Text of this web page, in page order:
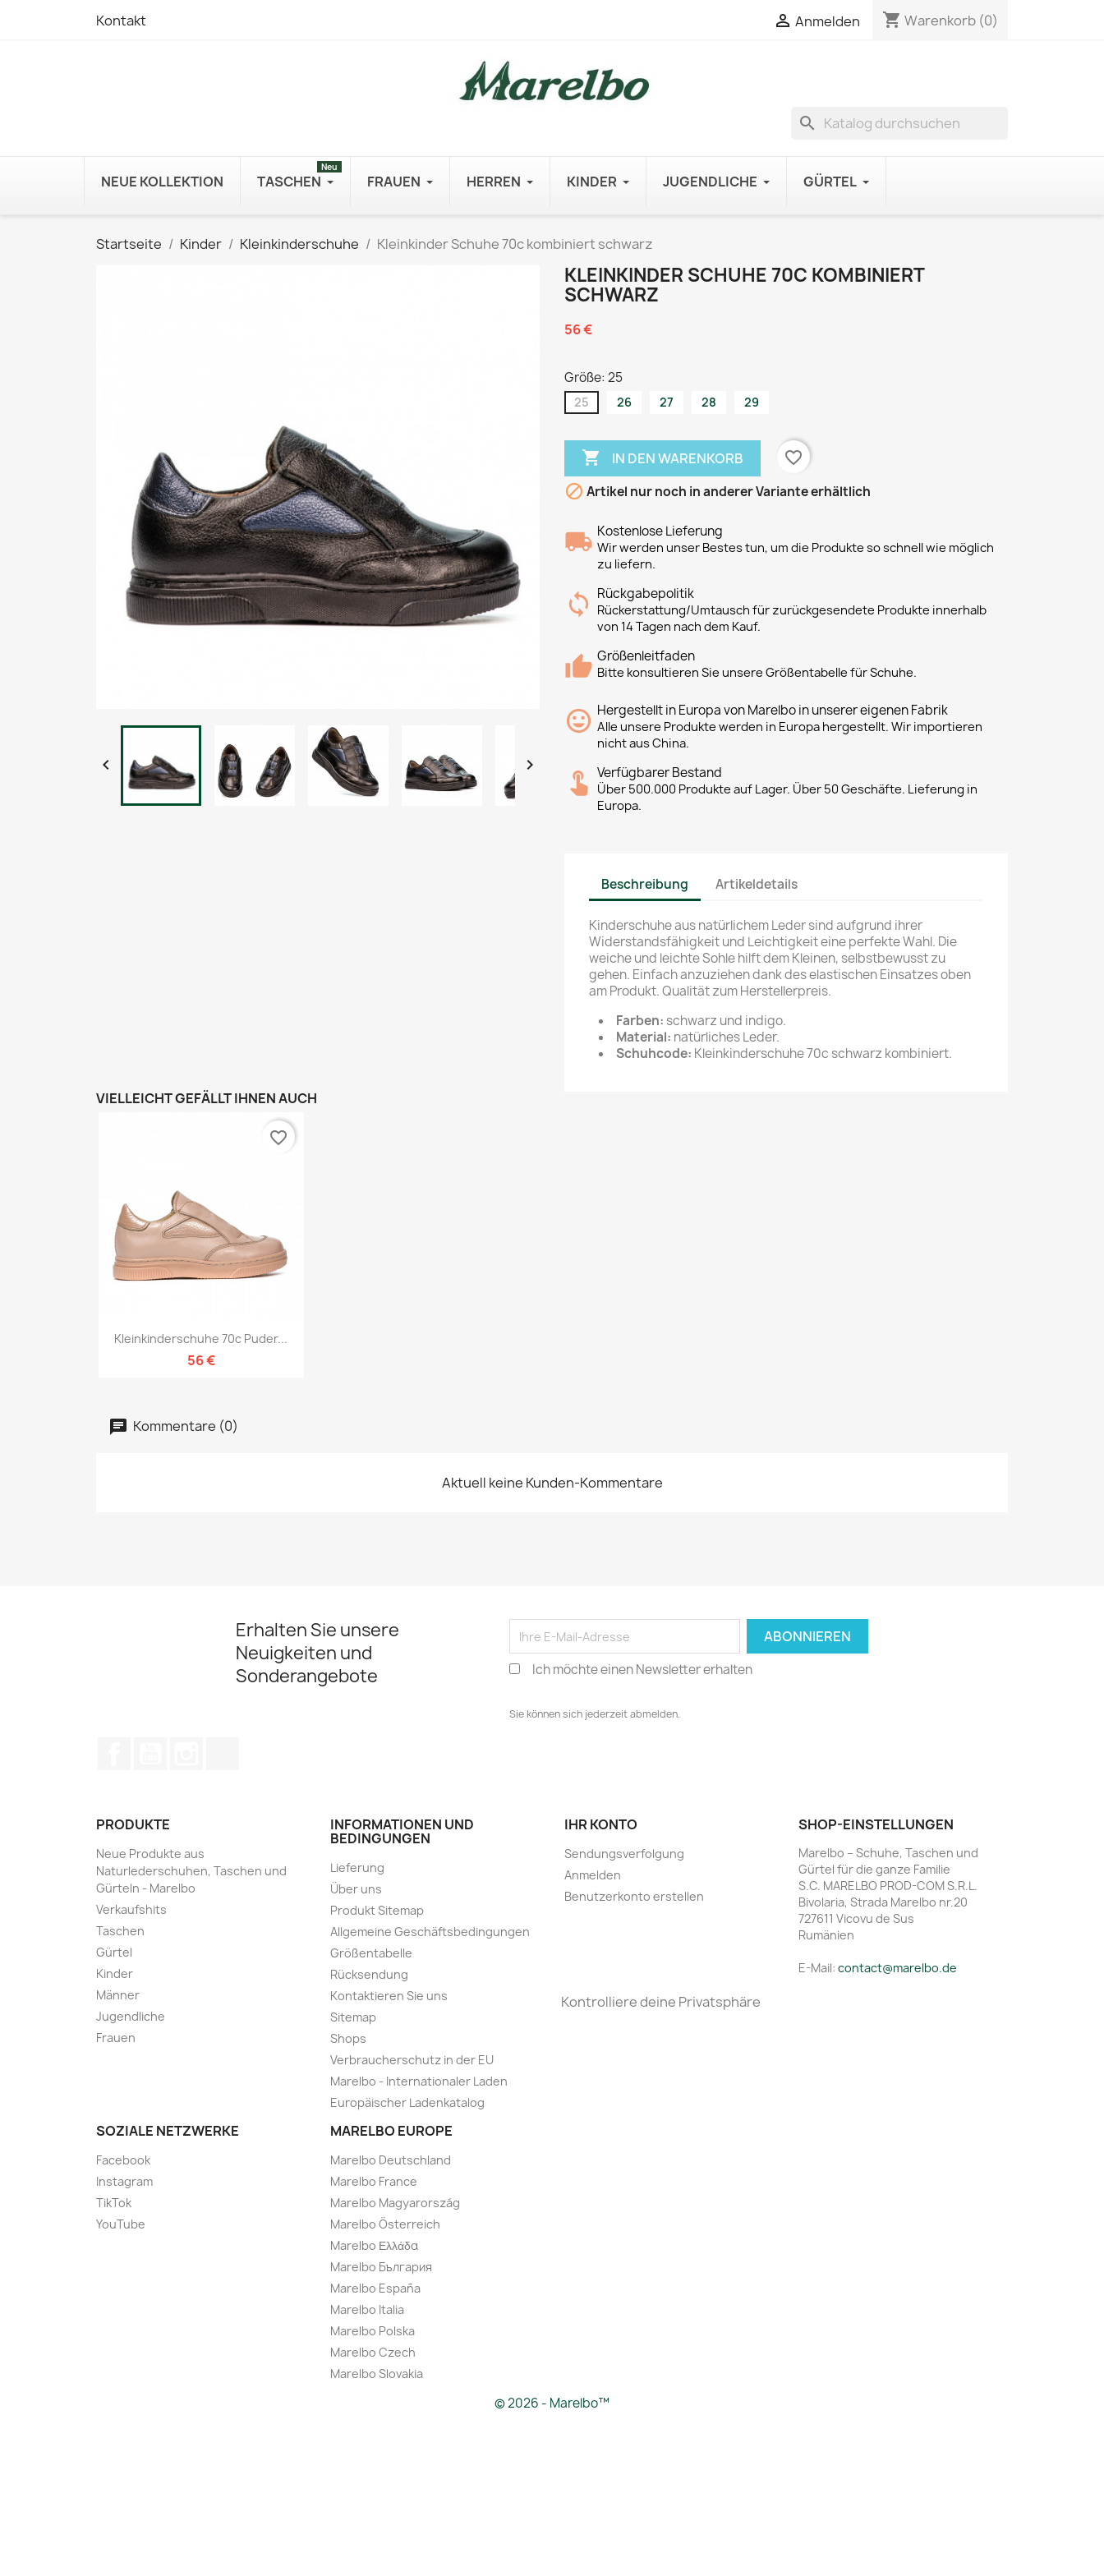
Kontakt  Anmelden shopping_cart Warenkorb (0)
search
NEUE KOLLEKTION TASCHEN
Neu
FRAUEN HERREN KINDER JUGENDLICHE GÜRTEL
Startseite Kinder Kleinkinderschuhe Kleinkinder Schuhe 70c kombiniert schwarz
 
KLEINKINDER SCHUHE 70C KOMBINIERT
SCHWARZ
56 €
Größe: 25
25 26 27 28 29
 IN DEN WARENKORB
favorite_border
 Artikel nur noch in anderer Variante erhältlich
Kostenlose Lieferung
Wir werden unser Bestes tun, um die Produkte so schnell wie möglich
zu liefern.
Rückgabepolitik
Rückerstattung/Umtausch für zurückgesendete Produkte innerhalb
von 14 Tagen nach dem Kauf.
Größenleitfaden
Bitte konsultieren Sie unsere Größentabelle für Schuhe.
Hergestellt in Europa von Marelbo in unserer eigenen Fabrik
Alle unsere Produkte werden in Europa hergestellt. Wir importieren
nicht aus China.
Verfügbarer Bestand
Über 500.000 Produkte auf Lager. Über 50 Geschäfte. Lieferung in
Europa.
Beschreibung Artikeldetails
Kinderschuhe aus natürlichem Leder sind aufgrund ihrer
Widerstandsfähigkeit und Leichtigkeit eine perfekte Wahl. Die
weiche und leichte Sohle hilft dem Kleinen, selbstbewusst zu
gehen. Einfach anzuziehen dank des elastischen Einsatzes oben
am Produkt. Qualität zum Herstellerpreis.
Farben: schwarz und indigo.
Material: natürliches Leder.
Schuhcode: Kleinkinderschuhe 70c schwarz kombiniert.
VIELLEICHT GEFÄLLT IHNEN AUCH
Vorschau
Kleinkinderschuhe 70c Puder...
56 €
favorite_border
Kommentare (0)
Aktuell keine Kunden-Kommentare
Erhalten Sie unsere
Neuigkeiten und
Sonderangebote
Ich möchte einen Newsletter erhalten
Sie können sich jederzeit abmelden.
PRODUKTE
Neue Produkte aus
Naturlederschuhen, Taschen und
Gürteln - Marelbo
Verkaufshits
Taschen
Gürtel
Kinder
Männer
Jugendliche
Frauen
INFORMATIONEN UND
BEDINGUNGEN
Lieferung
Über uns
Produkt Sitemap
Allgemeine Geschäftsbedingungen
Größentabelle
Rücksendung
Kontaktieren Sie uns
Sitemap
Shops
Verbraucherschutz in der EU
Marelbo - Internationaler Laden
Europäischer Ladenkatalog
SOZIALE NETZWERKE
Facebook
Instagram
TikTok
YouTube
MARELBO EUROPE
Marelbo Deutschland
Marelbo France
Marelbo Magyarország
Marelbo Österreich
Marelbo Ελλάδα
Marelbo България
Marelbo España
Marelbo Italia
Marelbo Polska
Marelbo Czech
Marelbo Slovakia
IHR KONTO
Sendungsverfolgung
Anmelden
Benutzerkonto erstellen
SHOP-EINSTELLUNGEN
Marelbo – Schuhe, Taschen und
Gürtel für die ganze Familie
S.C. MARELBO PROD-COM S.R.L.
Bivolaria, Strada Marelbo nr.20
727611 Vicovu de Sus
Rumänien
E-Mail: contact@marelbo.de
Kontrolliere deine Privatsphäre
© 2026 - Marelbo™